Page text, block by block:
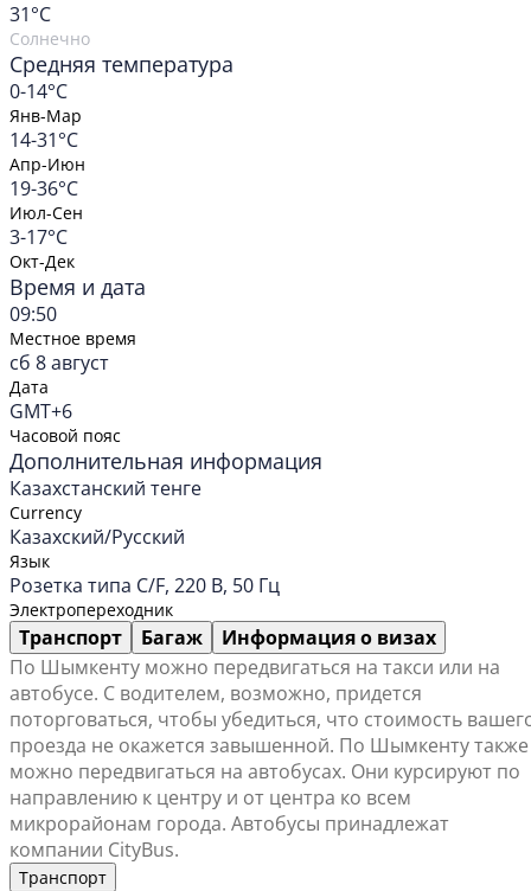
31°C
Солнечно
Средняя температура
0-14°C
Янв-Мар
14-31°C
Апр-Июн
19-36°C
Июл-Сен
3-17°C
Окт-Дек
Время и дата
09:50
Местное время
сб 8 август
Дата
GMT+6
Часовой пояс
Дополнительная информация
Казахстанский тенге
Currency
Казахский/Русский
Язык
Розетка типа C/F, 220 В, 50 Гц
Электропереходник
Транспорт Багаж
Информация о визах
По Шымкенту можно передвигаться на такси или на
автобусе. С водителем, возможно, придется
поторговаться, чтобы убедиться, что стоимость
проезда не окажется завышенной. По Шымкенту также
можно передвигаться на автобусах. Они курсируют по
направлению к центру и от центра ко всем
микрорайонам города. Автобусы принадлежат
компании CityBus.
Транспорт